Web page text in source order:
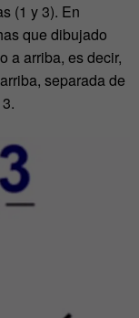
(1 y 3). En
que dibujado
a arriba, es decir,
separada de